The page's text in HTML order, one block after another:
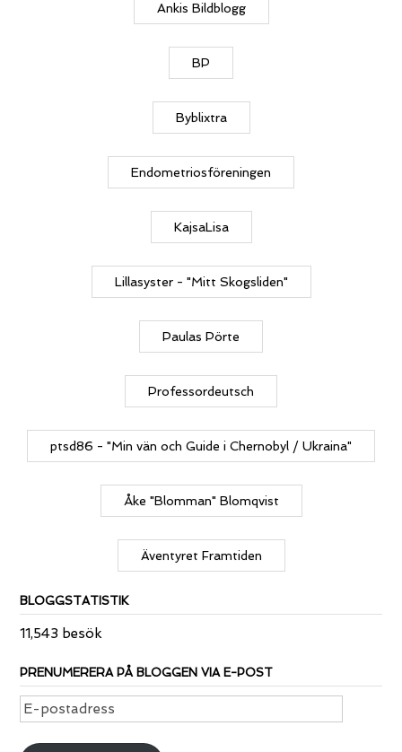
Ankis Bildblogg
BP
Byblixtra
Endometriosföreningen
KajsaLisa
Lillasyster - "Mitt Skogsliden"
Paulas Pörte
Professordeutsch
ptsd86 - "Min vän och Guide i Chernobyl / Ukraina"
Åke "Blomman" Blomqvist
Äventyret Framtiden
BLOGGSTATISTIK
11,543 besök
PRENUMERERA PÅ BLOGGEN VIA E-POST
E-
postadress